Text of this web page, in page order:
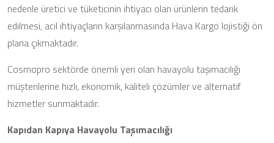
nedenle üretici ve tüketicinin ihtiyacı olan ürünlerin tedarik
edilmesi, acil ihtiyaçların karşılanmasında Hava Kargo lojistiği ön
plana çıkmaktadır.
Cosmopro sektörde önemli yeri olan havayolu taşımacılığı
müşterilerine hızlı, ekonomik, kaliteli çözümler ve alternatif
hizmetler sunmaktadır.
Kapıdan Kapıya Havayolu Taşımacılığı